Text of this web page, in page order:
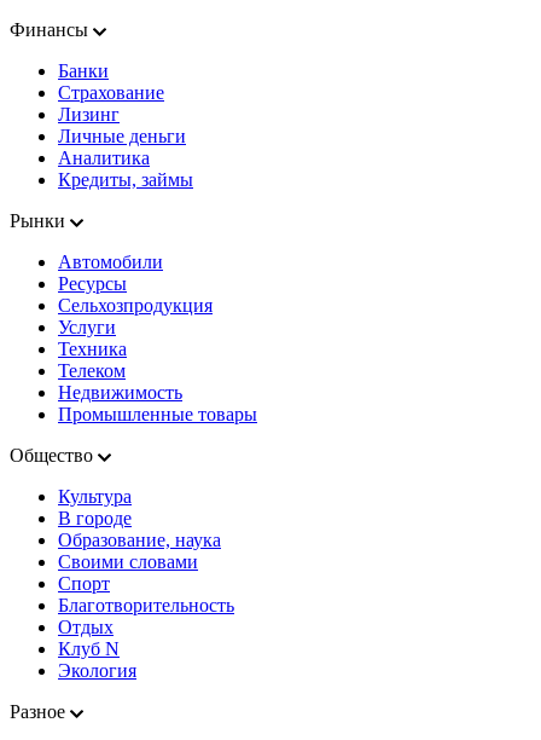
Финансы
Банки
Страхование
Лизинг
Личные деньги
Аналитика
Кредиты, займы
Рынки
Автомобили
Ресурсы
Сельхозпродукция
Услуги
Техника
Телеком
Недвижимость
Промышленные товары
Общество
Культура
В городе
Образование, наука
Своими словами
Спорт
Благотворительность
Отдых
Клуб N
Экология
Разное